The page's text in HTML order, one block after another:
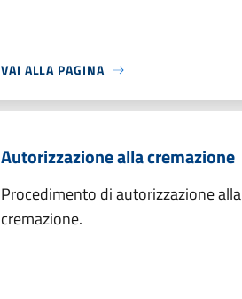
VAI ALLA PAGINA
Autorizzazione alla cremazione
Procedimento di autorizzazione alla
cremazione.